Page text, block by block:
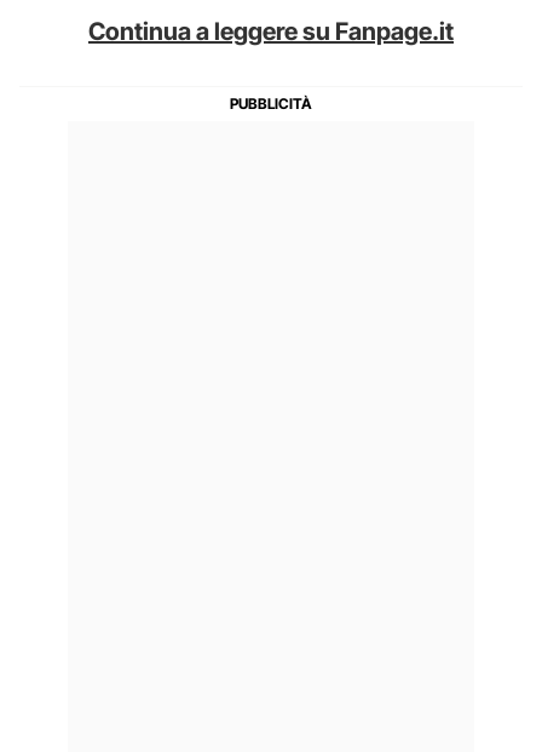
Continua a leggere su Fanpage.it